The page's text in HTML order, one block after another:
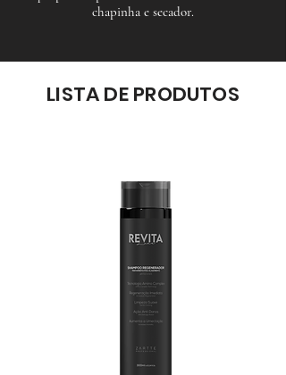
chapinha e secador.
LISTA DE PRODUTOS